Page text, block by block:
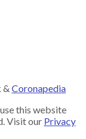
& Coronapedia
this website
Visit our Privacy